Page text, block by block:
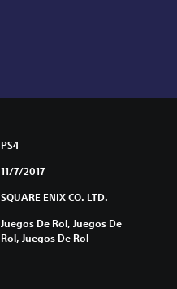
PS4
11/7/2017
SQUARE ENIX CO. LTD.
Juegos De Rol, Juegos De
Rol, Juegos De Rol